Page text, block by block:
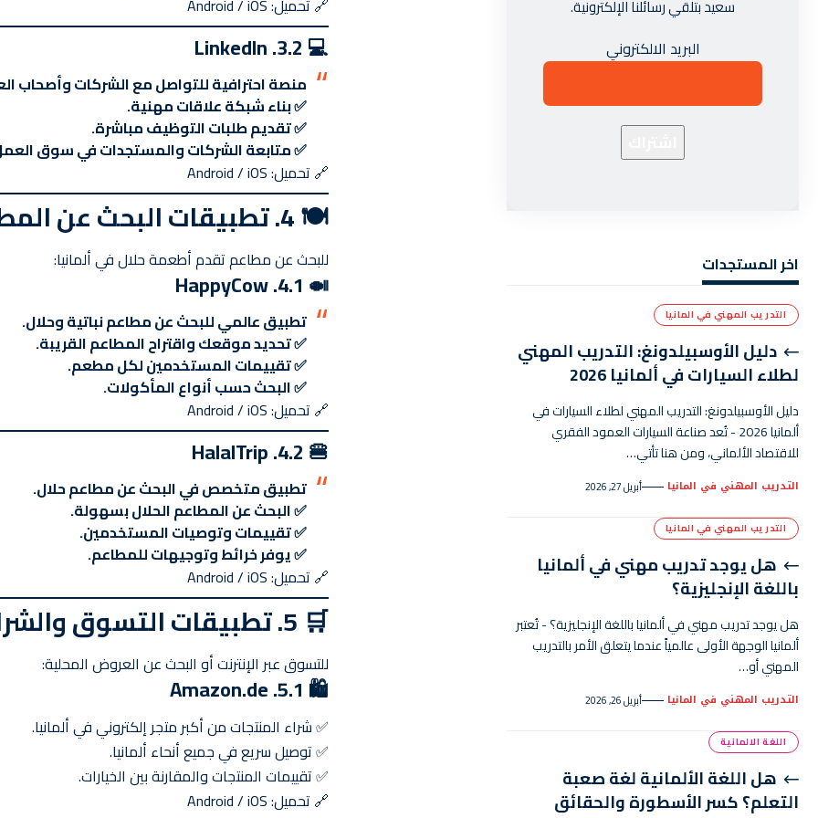
💻 3.2. LinkedIn
منصة احترافية للتواصل مع الشركات وأصحاب
✅ بناء شبكة علاقات مهنية.
✅ تقديم طلبات التوظيف مباشرة.
✅ متابعة الشركات والمستجدات في سوق
🔗 تحميل: Android / iOS
🍽️4. تطبيقات البحث عن المطاعم الحلال
للبحث عن مطاعم تقدم أطعمة حلال في ألمانيا:
🍛 4.1. HappyCow
تطبيق عالمي للبحث عن مطاعم نباتية وحلال.
✅ تحديد موقعك واقتراح المطاعم القريبة.
✅ تقييمات المستخدمين لكل مطعم.
✅ البحث حسب أنواع المأكولات.
🔗 تحميل: Android / iOS
🍔 4.2. HalalTrip
تطبيق متخصص في البحث عن مطاعم حلال.
✅ البحث عن المطاعم الحلال بسهولة.
✅ تقييمات وتوصيات المستخدمين.
✅ يوفر خرائط وتوجيهات للمطاعم.
🔗 تحميل: Android / iOS
🛒 5. تطبيقات التسوق والشراء
للتسوق عبر الإنترنت أو البحث عن العروض المحلية:
🛍️ 5.1. Amazon.de
✅ شراء المنتجات من أكبر متجر إلكتروني في ألمانيا.
✅ توصيل سريع في جميع أنحاء ألمانيا.
✅ تقييمات المنتجات والمقارنة بين الخيارات.
🔗 تحميل: Android / iOS
سعيد بتلقي رسائلنا الإلكترونية.
البريد الالكتروني
اخر المستجدات
التدريب المهني في المانيا
دليل الأوسبيلدونغ: التدريب المهني
لطلاء السيارات في ألمانيا 2026
دليل الأوسبيلدونغ: التدريب المهني لطلاء السيارات في
ألمانيا 2026 - تُعد صناعة السيارات العمود الفقري
للاقتصاد الألماني، ومن هنا تأتي…
التدريب المهني في المانيا أبريل 27, 2026
التدريب المهني في المانيا
هل يوجد تدريب مهني في ألمانيا
باللغة الإنجليزية؟
هل يوجد تدريب مهني في ألمانيا باللغة الإنجليزية؟ - تُعتبر
ألمانيا الوجهة الأولى عالمياً عندما يتعلق الأمر بالتدريب
المهني أو…
التدريب المهني في المانيا أبريل 26, 2026
اللغة الالمانية
هل اللغة الألمانية لغة صعبة
التعلم؟ كسر الأسطورة والحقائق